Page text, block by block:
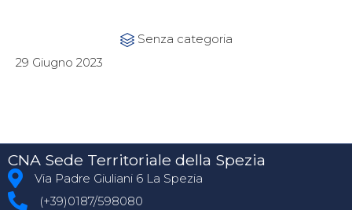
 Category
Senza categoria
29 Giugno 2023
CNA Sede Territoriale della Spezia
Via Padre Giuliani 6 La Spezia
(+39)0187/598080